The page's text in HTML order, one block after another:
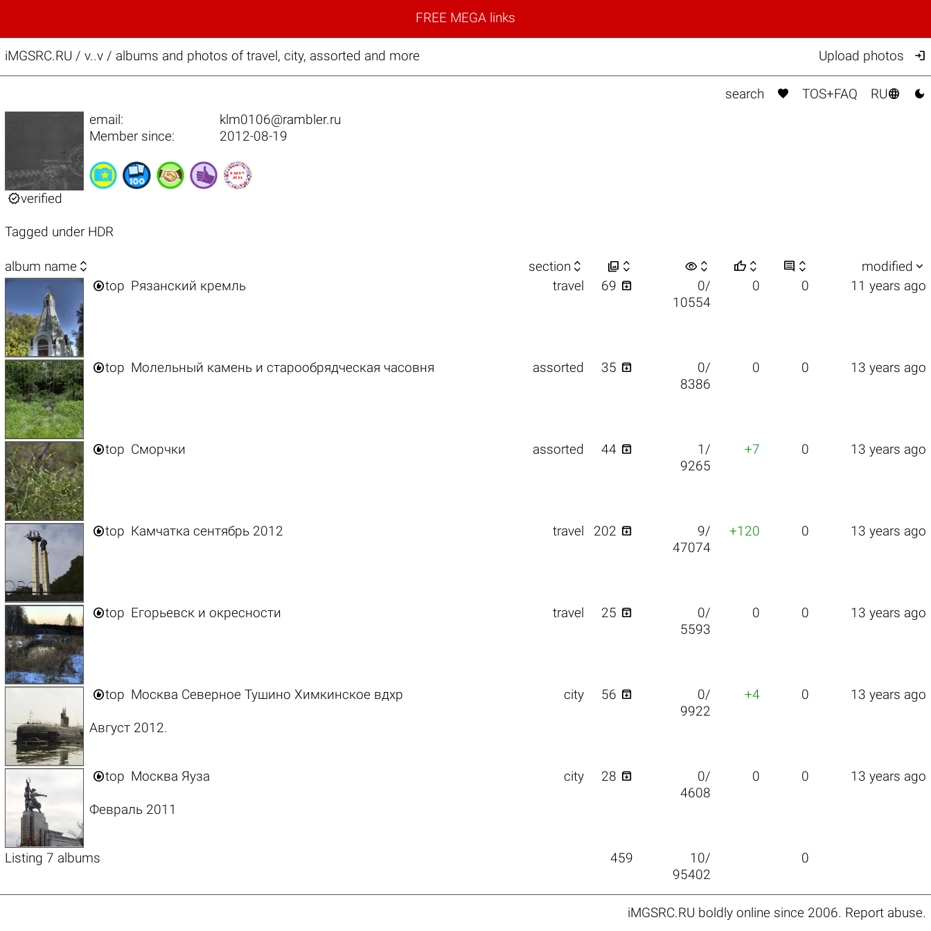
FREE MEGA links
iMGSRC.RU / v..v / albums and photos of travel, city, assorted and more Upload photos 
search  TOS+FAQ RU 
verified
email:
klm0106@rambler.ru
Member since:
2012-08-19
Tagged under HDR
album name  section    visibility      modified 
top Рязанский кремль travel 69 
0/
10554
0 0 11 years ago
top Молельный камень и старообрядческая часовня assorted 35 
0/
8386
0 0 13 years ago
top Сморчки assorted 44 
1/
9265
+7 0 13 years ago
top Камчатка сентябрь 2012 travel 202 
9/
47074
+120 0 13 years ago
top Егорьевск и окресности travel 25 
0/
5593
0 0 13 years ago
top Москва Северное Тушино Химкинское вдхр
Август 2012.
city 56 
0/
9922
+4 0 13 years ago
top Москва Яуза
Февраль 2011
city 28 
0/
4608
0 0 13 years ago
Listing 7 albums 459
10/
95402
0
iMGSRC.RU boldly online since 2006. Report abuse.